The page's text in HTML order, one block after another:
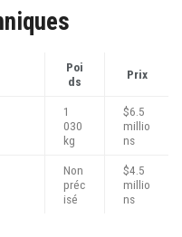
Poi
ds
Prix
1
030
kg
$6.5
millio
ns
Non
préc
isé
$4.5
millio
ns